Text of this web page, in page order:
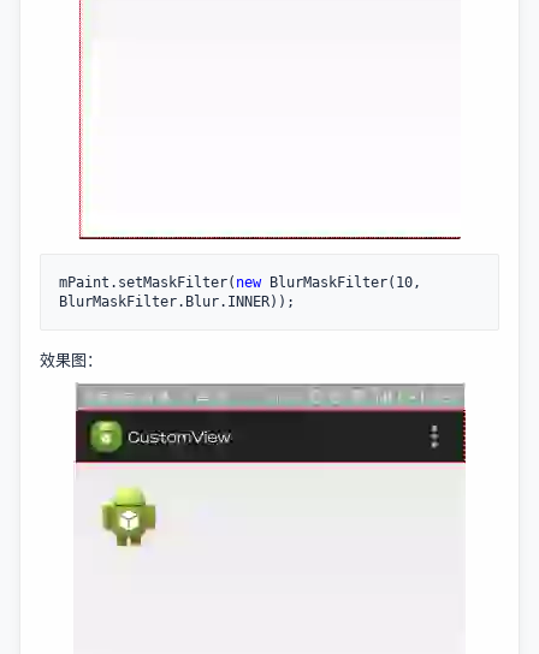
mPaint.setMaskFilter( new BlurMaskFilter(10,
BlurMaskFilter.Blur.INNER));
效果图：